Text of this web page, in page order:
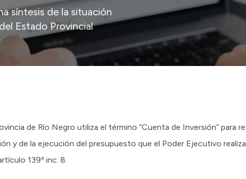
síntesis de la situación
Estado Provincial
de Río Negro utiliza el término “Cuenta de Inversión” para
y de la ejecución del presupuesto que el Poder Ejecutivo
139º inc. 8.